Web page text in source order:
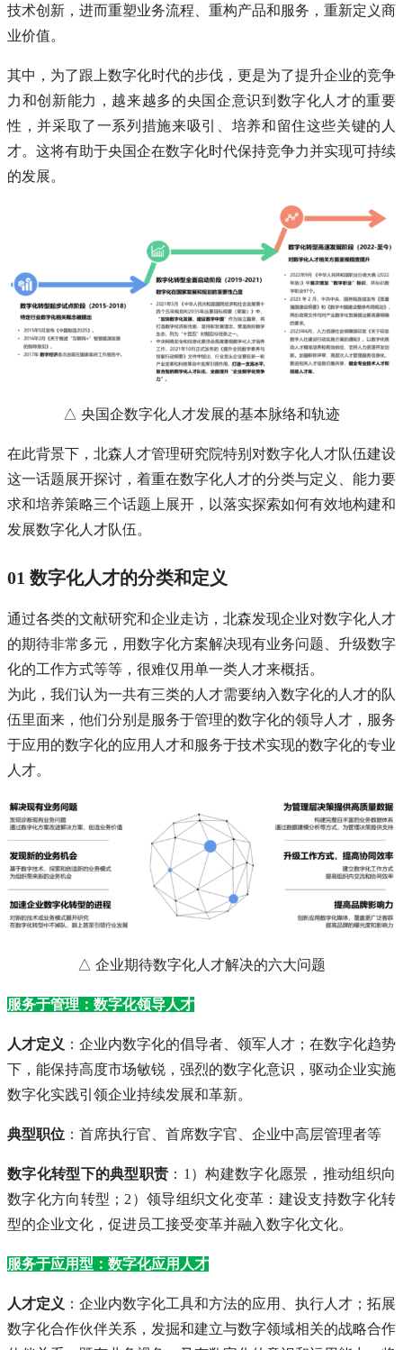
技术创新，进而重塑业务流程、重构产品和服务，重新定义商
业价值。
其中，为了跟上数字化时代的步伐，更是为了提升企业的竞争
力和创新能力，越来越多的央国企意识到数字化人才的重要
性，并采取了一系列措施来吸引、培养和留住这些关键的人
才。这将有助于央国企在数字化时代保持竞争力并实现可持续
的发展。
△ 央国企数字化人才发展的基本脉络和轨迹
在此背景下，北森人才管理研究院特别对数字化人才队伍建设
这一话题展开探讨，着重在数字化人才的分类与定义、能力要
求和培养策略三个话题上展开，以落实探索如何有效地构建和
发展数字化人才队伍。
01 数字化人才的分类和定义
通过各类的文献研究和企业走访，北森发现企业对数字化人才
的期待非常多元，用数字化方案解决现有业务问题、升级数字
化的工作方式等等，很难仅用单一类人才来概括。
为此，我们认为一共有三类的人才需要纳入数字化的人才的队
伍里面来，他们分别是服务于管理的数字化的领导人才，服务
于应用的数字化的应用人才和服务于技术实现的数字化的专业
人才。
△ 企业期待数字化人才解决的六大问题
服务于管理：数字化领导人才
人才定义 ：企业内数字化的倡导者、领军人才；在数字化趋势
下，能保持高度市场敏锐，强烈的数字化意识，驱动企业实施
数字化实践引领企业持续发展和革新。
典型职位 ：首席执行官、首席数字官、企业中高层管理者等
数字化转型下的典型职责 ：1）构建数字化愿景，推动组织向
数字化方向转型；2）领导组织文化变革：建设支持数字化转
型的企业文化，促进员工接受变革并融入数字化文化。
服务于应用型：数字化应用人才
人才定义 ：企业内数字化工具和方法的应用、执行人才；拓展
数字化合作伙伴关系，发掘和建立与数字领域相关的战略合作